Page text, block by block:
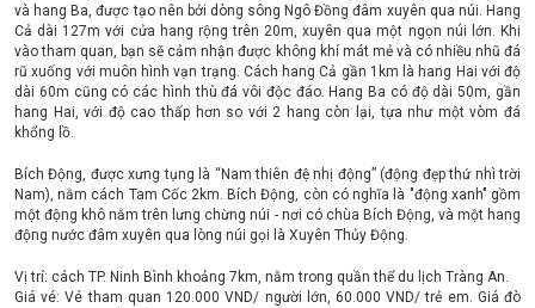
và hang Ba, được tạo nên bởi dòng sông Ngô Đồng đâm xuyên qua núi. Hang
Cả dài 127m với cửa hang rộng trên 20m, xuyên qua một ngọn núi lớn. Khi
vào tham quan, bạn sẽ cảm nhận được không khí mát mẻ và có nhiều nhũ đá
rũ xuống với muôn hình vạn trạng. Cách hang Cả gần 1km là hang Hai với độ
dài 60m cũng có các hình thù đá vôi độc đáo. Hang Ba có độ dài 50m, gần
hang Hai, với độ cao thấp hơn so với 2 hang còn lại, tựa như một vòm đá
khổng lồ.
Bích Động, được xưng tụng là “Nam thiên đệ nhị động” (động đẹp thứ nhì trời
Nam), nằm cách Tam Cốc 2km. Bích Động, còn có nghĩa là "động xanh" gồm
một động khô nằm trên lưng chừng núi - nơi có chùa Bích Động, và một hang
động nước đâm xuyên qua lòng núi gọi là Xuyên Thủy Động.
Vị trí: cách TP. Ninh Bình khoảng 7km, nằm trong quần thể du lịch Tràng An.
Giá vé: Vé tham quan 120.000 VND/ người lớn, 60.000 VND/ trẻ em. Giá đò